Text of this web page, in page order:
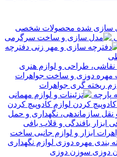
محصولات شخصی
دفترچه
نقاشی، طراحی و لوازم هنری
مهره دوزی و ساخت جواهرات
ریخته گری جواهرات
پارچه
لوازم کادوپیچ کردن
سازماندهی، نگهداری و حمل
ابزار بافندگی و قلاب بافی
ابزار و لوازم جانبی ساخت
لوازم نگهداری
سوزن دوزی